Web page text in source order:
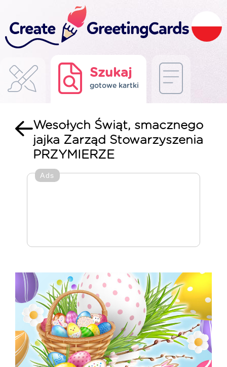
Szukaj
gotowe kartki
Wesołych Świąt, smacznego
jajka Zarząd Stowarzyszenia
PRZYMIERZE
Ads